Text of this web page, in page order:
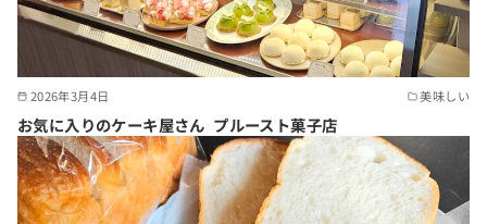
2026年3月4日 美味しい
お気に入りのケーキ屋さん プルースト菓子店